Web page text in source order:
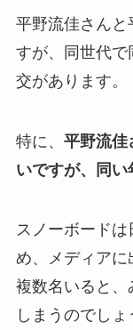
平野流佳さん
すが、同世代で
交があります。
特に、 平野流佳
いですが、同い
スノーボード
め、メディア
複数名いると、
しまうのでしょ